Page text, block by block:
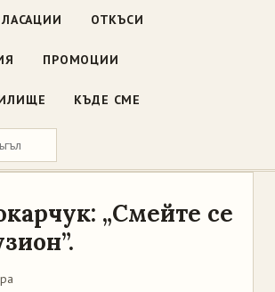
ОТКЪСИ
ПРОМОЦИИ
КЪДЕ СМЕ
„Смейте се